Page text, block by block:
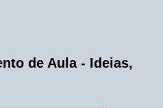
de Aula - Ideias,